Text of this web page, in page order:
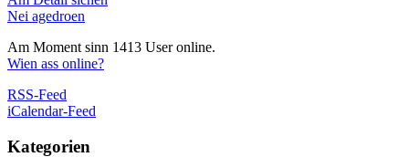
Nei agedroen
Am Moment sinn 1413 User online.
Wien ass online?
RSS-Feed
iCalendar-Feed
Kategorien